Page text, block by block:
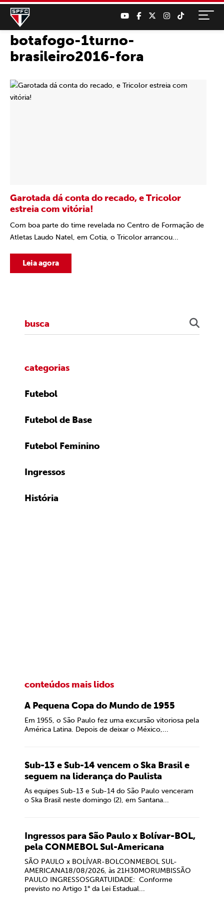
botafogo-1turno-
brasileiro2016-fora
Garotada dá conta do recado, e Tricolor
estreia com vitória!
Com boa parte do time revelada no Centro de Formação de
Atletas Laudo Natel, em Cotia, o Tricolor arrancou...
Leia agora
categorias
Futebol
Futebol de Base
Futebol Feminino
Ingressos
História
conteúdos mais lidos
A Pequena Copa do Mundo de 1955
Em 1955, o São Paulo fez uma excursão vitoriosa pela
América Latina. Depois de deixar o México,...
Sub-13 e Sub-14 vencem o Ska Brasil e
seguem na liderança do Paulista
As equipes Sub-13 e Sub-14 do São Paulo venceram
o Ska Brasil neste domingo (2), em Santana...
Ingressos para São Paulo x Bolívar-BOL,
pela CONMEBOL Sul-Americana
SÃO PAULO x BOLÍVAR-BOLCONMEBOL SUL-
AMERICANA18/08/2026, às 21H30MORUMBISSÃO
PAULO INGRESSOSGRATUIDADE: Conforme
previsto no Artigo 1° da Lei Estadual...